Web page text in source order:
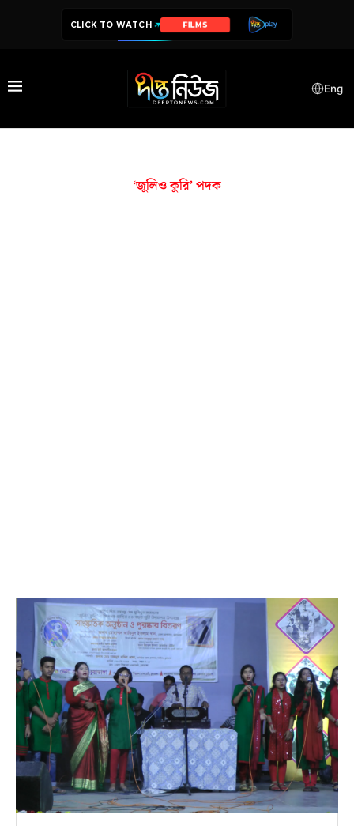
CLICK TO WATCH FILMS
Eng
‘জুলিও কুরি’ পদক